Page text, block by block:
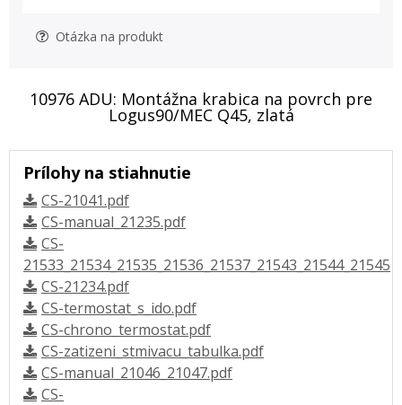
Otázka na produkt
10976 ADU: Montážna krabica na povrch pre
Logus90/MEC Q45, zlatá
Prílohy na stiahnutie
CS-21041.pdf
CS-manual_21235.pdf
CS-
21533_21534_21535_21536_21537_21543_21544_21545
CS-21234.pdf
CS-termostat_s_ido.pdf
CS-chrono_termostat.pdf
CS-zatizeni_stmivacu_tabulka.pdf
CS-manual_21046_21047.pdf
CS-